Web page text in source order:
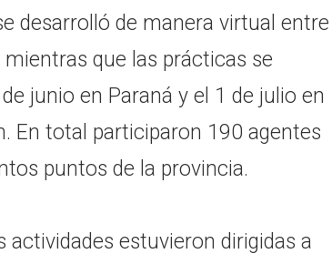
desarrolló de manera virtual entre
que las prácticas se
junio en Paraná y el 1 de julio en
En total participaron 190 agentes
puntos de la provincia.
actividades estuvieron dirigidas a